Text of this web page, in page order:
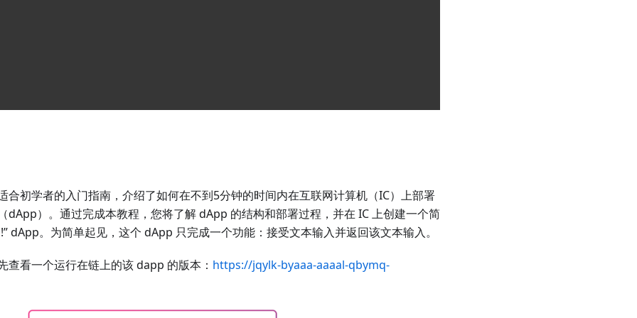
合初学者的入门指南，介绍了如何在不到5分钟的时间内在互联网计算机（IC）上部署
dApp）。通过完成本教程，您将了解 dApp 的结构和部署过程，并在 IC 上创建一个简
dApp。为简单起见，这个 dApp 只完成一个功能：接受文本输入并返回该文本输入。
查看一个运行在链上的该 dapp 的版本： https://jqylk-byaaa-aaaal-qbymq-